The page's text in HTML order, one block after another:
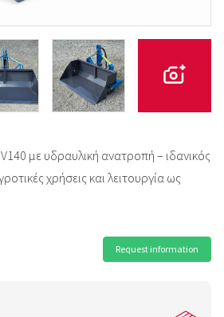
με υδραυλική ανατροπή – ιδανικός
χρήσεις και λειτουργία ως
Request information